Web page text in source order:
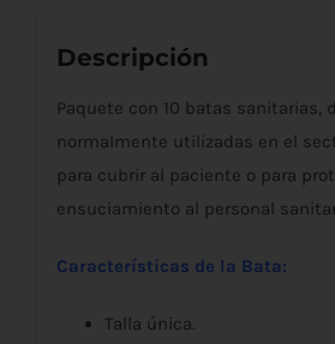
Descripción
Paquete con 10 batas sanitarias,
normalmente utilizadas en el
para cubrir al paciente o para
ensuciamiento al personal
Características de la Bata:
Talla única.